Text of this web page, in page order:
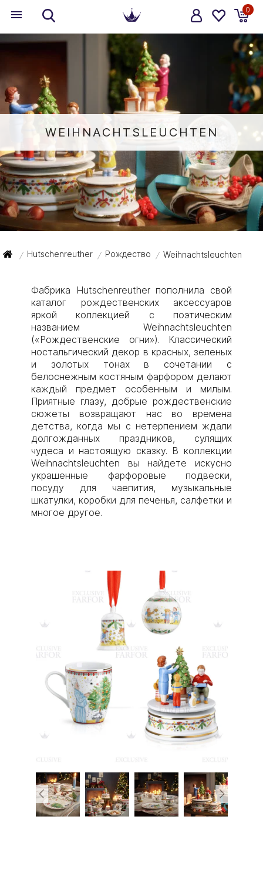
0
WEIHNACHTSLEUCHTEN
/ Hutschenreuther / Рождество / Weihnachtsleuchten
Фабрика Hutschenreuther пополнила свой
каталог рождественских аксессуаров
яркой коллекцией с поэтическим
названием Weihnachtsleuchten
(«Рождественские огни»). Классический
ностальгический декор в красных, зеленых
и золотых тонах в сочетании с
белоснежным костяным фарфором делают
каждый предмет особенным и милым.
Приятные глазу, добрые рождественские
сюжеты возвращают нас во времена
детства, когда мы с нетерпением ждали
долгожданных праздников, сулящих
чудеса и настоящую сказку. В коллекции
Weihnachtsleuchten вы найдете искусно
украшенные фарфоровые подвески,
посуду для чаепития, музыкальные
шкатулки, коробки для печенья, салфетки и
многое другое.